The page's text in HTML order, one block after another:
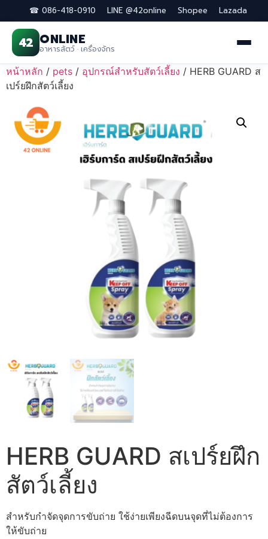
☎ 086-418-0910 LINE @42online Shopee Lazada
42 ONLINE
อาหารสัตว์ · เครื่องจักร
Skip
to
หน้าหลัก / pets / อุปกรณ์สำหรับสัตว์เลี้ยง / HERB GUARD ส
เปร์ยฝึกสัตว์เลี้ยง
HERB GUARD สเปร์ยฝึก
สัตว์เลี้ยง
สำหรับกำจัดจุดการขับถ่าย ใช้ง่ายเพียงฉีดบนจุดที่ไม่ต้องการ
ให้ขับถ่าย